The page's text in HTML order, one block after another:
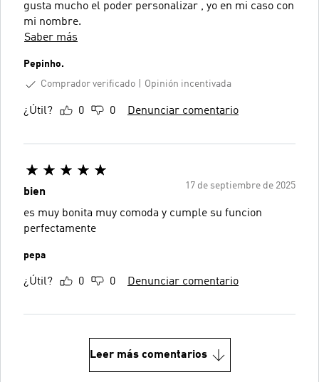
gusta mucho el poder personalizar , yo en mi caso con
mi nombre.
Saber más
Pepinho.
Comprador verificado
Opinión incentivada
¿Útil? 0 0 Denunciar comentario
17 de septiembre de 2025
bien
es muy bonita muy comoda y cumple su funcion
perfectamente
pepa
¿Útil? 0 0 Denunciar comentario
Leer más comentarios